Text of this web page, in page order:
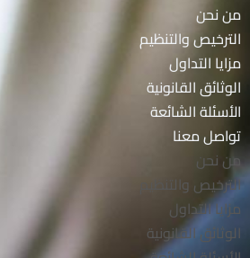
من نحن
الترخيص والتنظيم
مزايا التداول
الوثائق القانونية
الأسئلة الشائعة
تواصل معنا
من نحن
الترخيص والتنظيم
مزايا التداول
الوثائق القانونية